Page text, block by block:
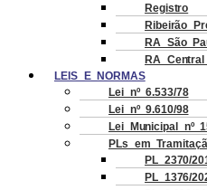
Registro
Ribeirão
RA São
RA
LEIS E NORMAS
Lei nº 6.533/78
Lei nº 9.610/98
Lei Municipal nº
PLs em
PL 2370/
PL 1376/